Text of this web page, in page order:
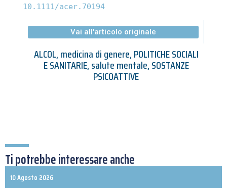
10.1111/acer.70194
Vai all'articolo originale
ALCOL,medicina di genere,POLITICHE SOCIALI
E SANITARIE,salute mentale,SOSTANZE
PSICOATTIVE
Ti potrebbe interessare anche
10 Agosto 2026